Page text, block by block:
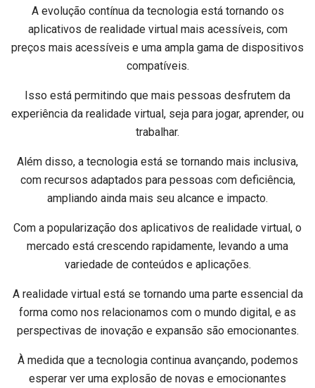
A evolução contínua da tecnologia está tornando os
aplicativos de realidade virtual mais acessíveis, com
preços mais acessíveis e uma ampla gama de dispositivos
compatíveis.
Isso está permitindo que mais pessoas desfrutem da
experiência da realidade virtual, seja para jogar, aprender, ou
trabalhar.
Além disso, a tecnologia está se tornando mais inclusiva,
com recursos adaptados para pessoas com deficiência,
ampliando ainda mais seu alcance e impacto.
Com a popularização dos aplicativos de realidade virtual, o
mercado está crescendo rapidamente, levando a uma
variedade de conteúdos e aplicações.
A realidade virtual está se tornando uma parte essencial da
forma como nos relacionamos com o mundo digital, e as
perspectivas de inovação e expansão são emocionantes.
À medida que a tecnologia continua avançando, podemos
esperar ver uma explosão de novas e emocionantes